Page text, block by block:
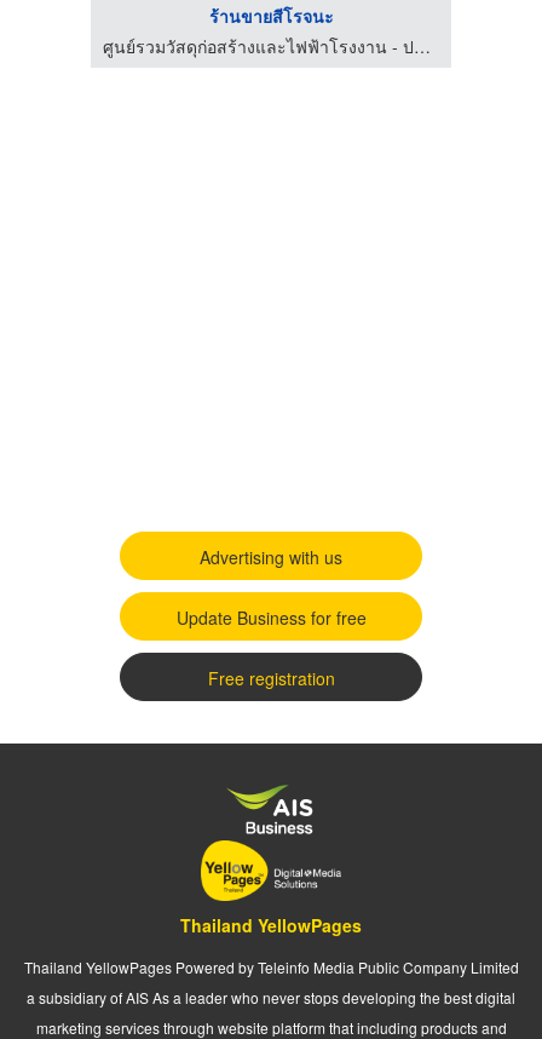
ร้านขายสีโรจนะ
ศูนย์รวมวัสดุก่อสร้างและไฟฟ้าโรงงาน - ประสิทธิ์ อุตสาหกรรม ซัพพลาย
Advertising with us
Update Business for free
Free registration
Thailand YellowPages
Thailand YellowPages Powered by Teleinfo Media Public Company Limited
a subsidiary of AIS As a leader who never stops developing the best digital
marketing services through website platform that including products and